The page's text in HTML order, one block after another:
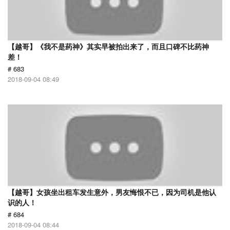
【越哥】《我不是药神》其实早被拍出来了，而且口碑不比药神
差！
# 683
2018-09-04 08:49
【越哥】女孩坐出租车发生意外，男友悔恨不已，因为司机是他认
识的人！
# 684
2018-09-04 08:44